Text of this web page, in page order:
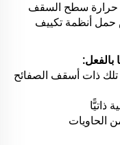
حرارة سطح السقف
خفض حمل أنظمة تكييف
بالفعل:
تلك ذات أسقف الصفائح
ذاتيًّا
الحاويات